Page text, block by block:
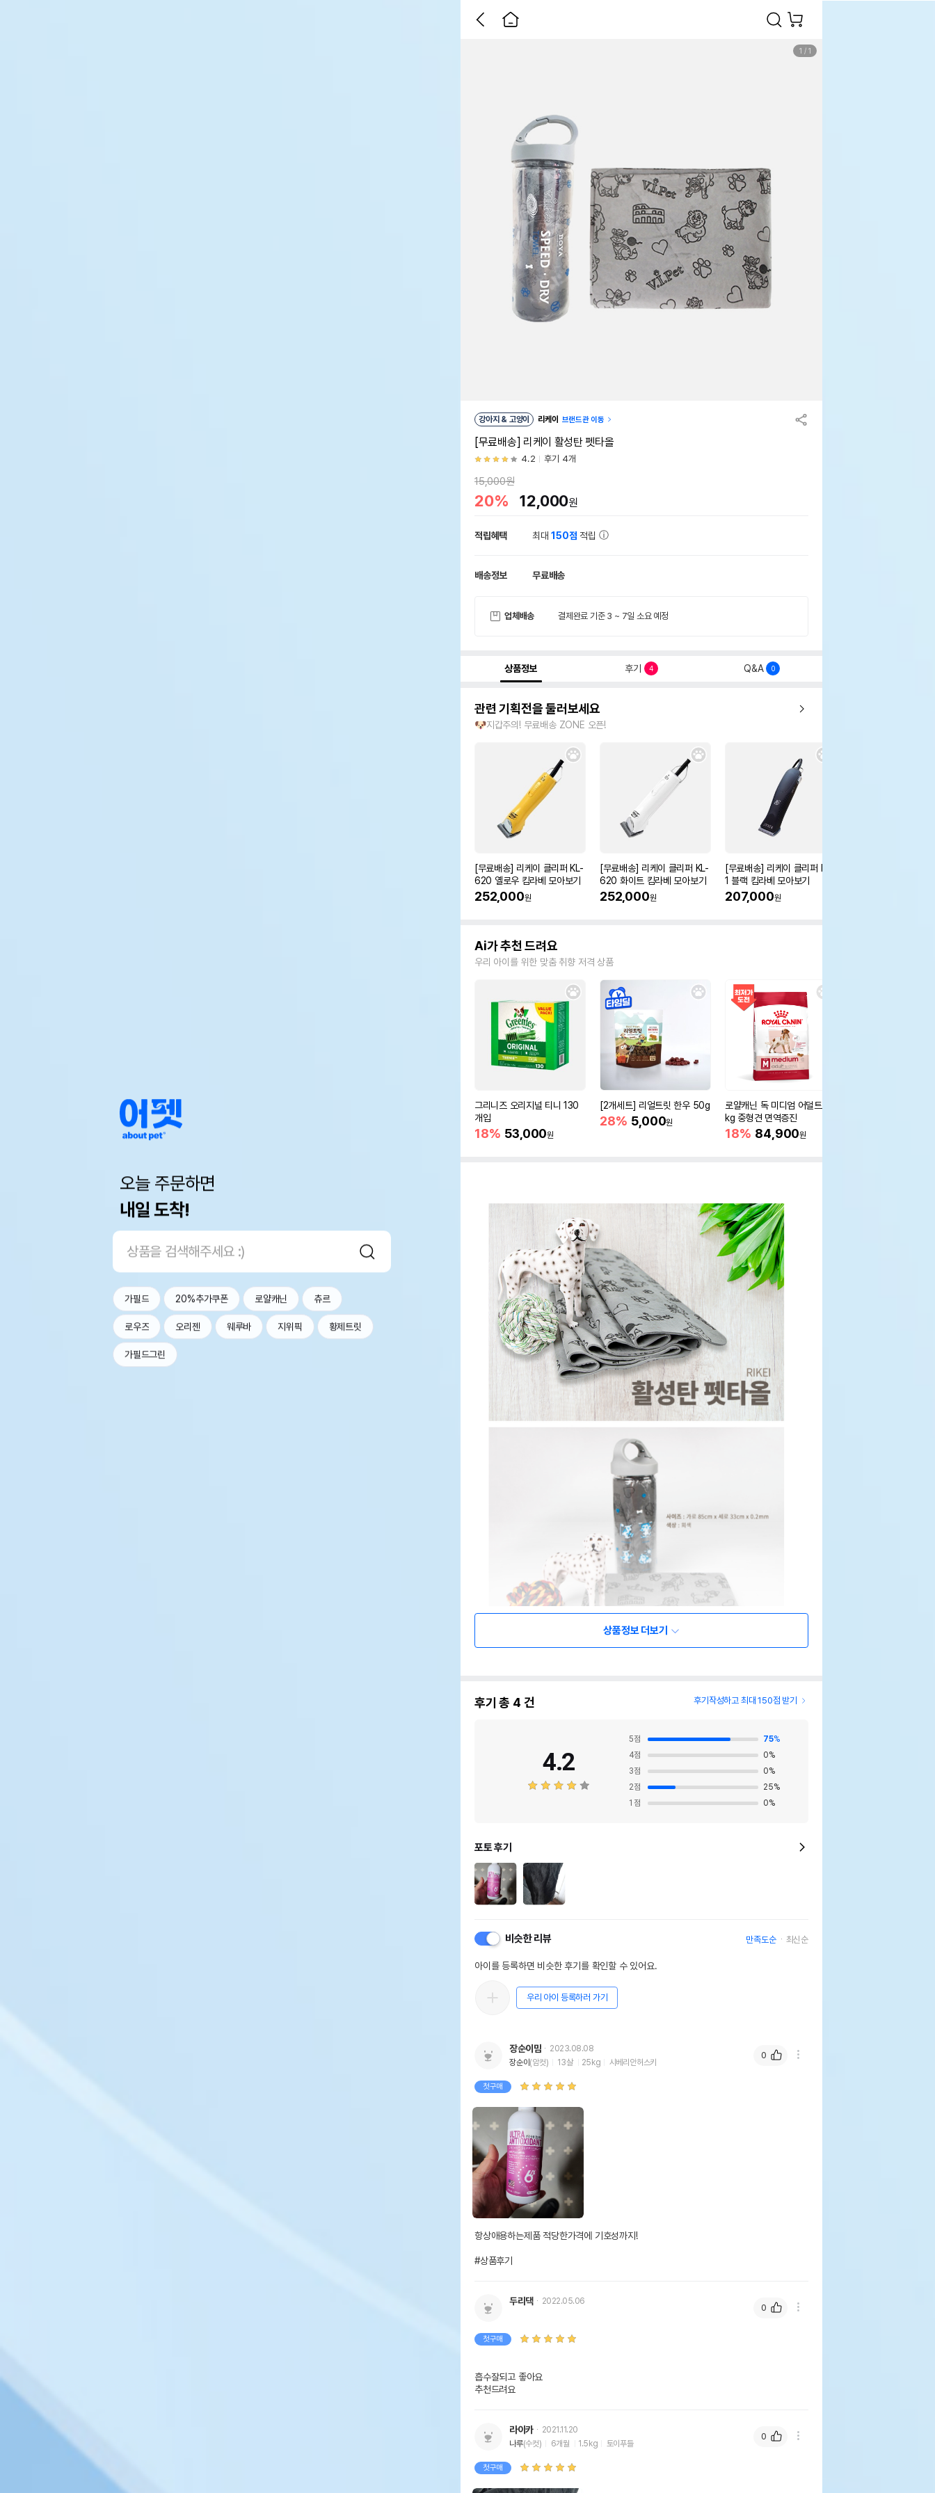
오늘 주문하면
내일 도착!
가필드 20%추가쿠폰 로얄캐닌 츄르
로우즈 오리젠 웨루바 지위픽 황제트릿
가필드그린
1 / 1
강아지 & 고양이 리케이 브랜드관 이동
[무료배송] 리케이 활성탄 펫타올
4.2 후기 4개
15,000원
20% 12,000원
적립혜택 최대150점 적립
배송정보 무료배송
업체배송 결제완료 기준 3 ~ 7일 소요 예정
상품정보 후기 4 Q&A 0
관련 기획전을 둘러보세요
🐶지갑주의! 무료배송 ZONE 오픈!
[무료배송] 리케이 클리퍼 KL-
620 옐로우 킴라베 모아보기
252,000원
[무료배송] 리케이 클리퍼 KL-
620 화이트 킴라베 모아보기
252,000원
[무료배송] 리케이 클리퍼 RK-
1 블랙 킴라베 모아보기
207,000원
Ai가 추천 드려요
우리 아이를 위한 맞춤 취향 저격 상품
그리니즈 오리지널 티니 130
개입
18% 53,000원
[2개세트] 리얼트릿 한우 50g
28% 5,000원
로얄캐닌 독 미디엄 어덜트 10
kg 중형견 면역증진
18% 84,900원
상품정보 더보기
후기 총 4 건 후기작성하고 최대 150점 받기
4.2
5점 75%
4점 0%
3점 0%
2점 25%
1 점 0%
포토 후기
비슷한 리뷰 만족도순 최신순
아이를 등록하면 비슷한 후기를 확인할 수 있어요.
우리 아이 등록하러 가기
장순이맘
2023.08.08
장순이(암컷) 13살 25kg 시베리안허스키
첫구매
항상애용하는제품 적당한가격에 기호성까지!
#상품후기
0
두리댁 2022.05.06
첫구매
흡수잘되고 좋아요
추천드려요
0
라이카
2021.11.20
나루(수컷) 6개월 1.5kg 토이푸들
첫구매
0